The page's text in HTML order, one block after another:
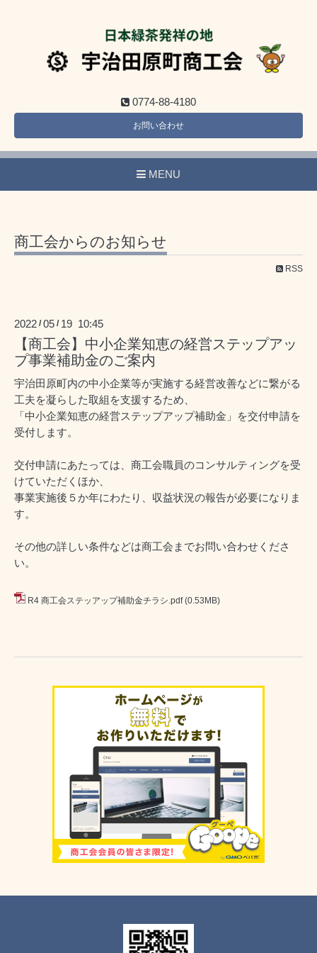
0774-88-4180
お問い合わせ
MENU
商工会からのお知らせ
RSS
2022 /05 / 19 10:45
【商工会】中小企業知恵の経営ステップアッ
プ事業補助金のご案内
宇治田原町内の中小企業等が実施する経営改善などに繋がる
工夫を凝らした取組を支援するため、
「中小企業知恵の経営ステップアップ補助金」を交付申請を
受付します。
交付申請にあたっては、商工会職員のコンサルティングを受
けていただくほか、
事業実施後５か年にわたり、収益状況の報告が必要になりま
す。
その他の詳しい条件などは商工会までお問い合わせくださ
い。
R4 商工会ステッアップ補助金チラシ.pdf (0.53MB)